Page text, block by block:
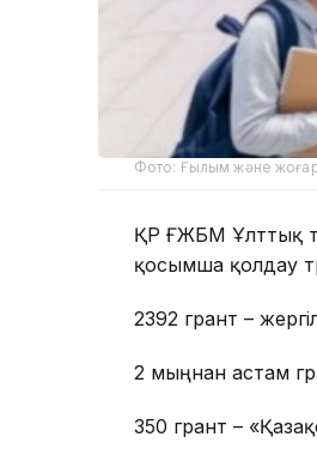
Фото: Ғылым және
ҚР ҒЖБМ Ұлттық
қосымша қолдау
2392 грант –
2 мыңнан астам
350 грант –